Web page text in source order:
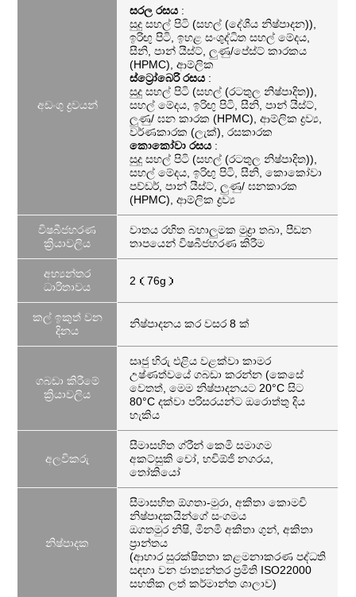
අඩංගු ද්‍රවයන්
සරල රසය :
සුදු සහල් පිටි (සහල් (දේශීය නිෂ්පාදන)),
ඉරිඟු පිටි, ඉහළ සංශුද්ධිත සහල් මේදය,
සීනි, පාන් යීස්ට්, ලුණු/පේස්ට් කාරකය
(HPMC), ආම්ලික
ස්ට්‍රෝබෙරි රසය :
සුදු සහල් පිටි (සහල් (රටතුල නිෂ්පාදිත)),
සහල් මේදය, ඉරිඟු පිටි, සීනි, පාන් යීස්ට්,
ලුණු/ ඝන කාරක (HPMC), ආම්ලික ද්‍රව්‍ය,
වර්ණකාරක (ලැක්), රසකාරක
කොකෝවා රසය :
සුදු සහල් පිටි (සහල් (රටතුල නිෂ්පාදිත)),
සහල් මේදය, ඉරිඟු පිටි, සීනි, කොකෝවා
පව්ඩර්, පාන් යීස්ට්, ලුණු/ ඝනකාරක
(HPMC), ආම්ලික ද්‍රව්‍ය
විෂබීජහරණ
ක්‍රියාවලිය
වාතය රහිත බහාලුමක මුද්‍රා තබා, පීඩන
තාපයෙන් විෂබීජහරණ කිරීම
අභ්‍යන්තර
ධාරිතාවය
2（76g）
කල් ඉකුත් වන
දිනය
නිෂ්පාදනය කර වසර 8 ක්
ගබඩා කිරීමේ
ක්‍රියාවලිය
සෘජු හිරු එළිය වළක්වා කාමර
උෂ්ණත්වයේ ගබඩා කරන්න (කෙසේ
වෙතත්, මෙම නිෂ්පාදනයට 20°C සිට
80°C දක්වා පරිසරයන්ට ඔරොත්තු දිය
හැකිය
අලවිකරු
සීමාසහිත ග්රීන් කෙමි සමාගම
අකට්සුකි චෝ, හචිඕජි නගරය,
තෝකියෝ
නිෂ්පාදක
සීමාසහිත ඕගතා-මුරා, අකිතා කොමචි
නිෂ්පාදකයින්ගේ සංගමය
ඔගතමුර නිෂි, මිනමි අකිතා ගුන්, අකිතා
ප්‍රාන්තය
(ආහාර සුරක්ෂිතතා කළමනාකරණ පද්ධති
සඳහා වන ජාත්‍යන්තර ප්‍රමිති ISO22000
සහතික ලත් කර්මාන්ත ශාලාව)